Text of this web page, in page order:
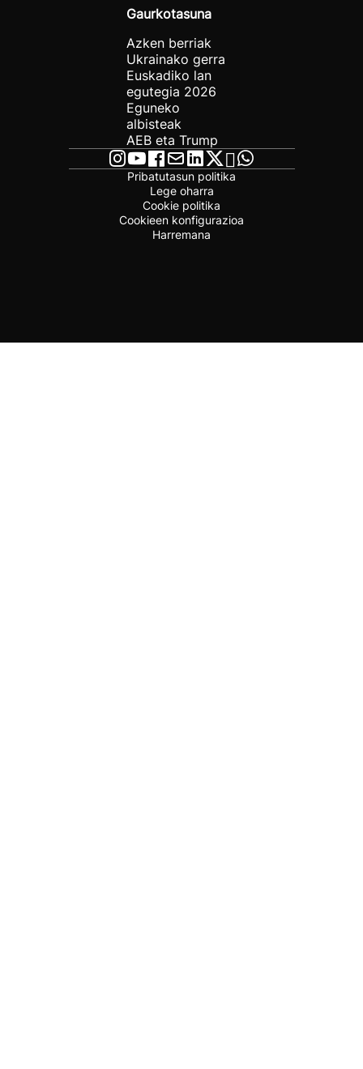
Gaurkotasuna
Azken berriak
Ukrainako gerra
Euskadiko lan
egutegia 2026
Eguneko
albisteak
AEB eta Trump
Pribatutasun politika
Lege oharra
Cookie politika
Cookieen konfigurazioa
Harremana